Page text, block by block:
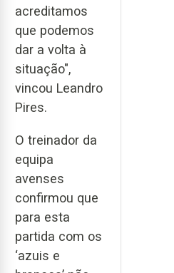
acreditamos
que podemos
dar a volta à
situação",
vincou Leandro
Pires.
O treinador da
equipa
avenses
confirmou que
para esta
partida com os
‘azuis e